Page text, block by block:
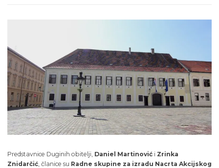
Predstavnice Duginih obitelji, Daniel Martinović i Zrinka
Znidarčić , članice su Radne skupine za izradu Nacrta Akcijskog